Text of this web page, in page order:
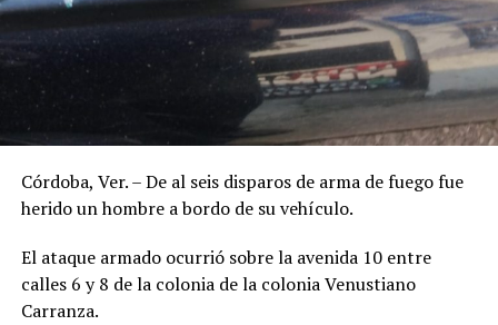
Córdoba, Ver. – De al seis disparos de arma de fuego fue
herido un hombre a bordo de su vehículo.
El ataque armado ocurrió sobre la avenida 10 entre
calles 6 y 8 de la colonia de la colonia Venustiano
Carranza.